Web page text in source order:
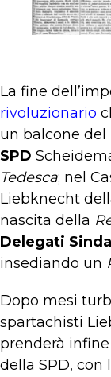
La fine
rivoluzionario
un balcone del
SPD
Tedesca; nel
Liebknecht
nascita della
Delegati
insediando un
Dopo mesi
spartachisti
prenderà
della SPD, con